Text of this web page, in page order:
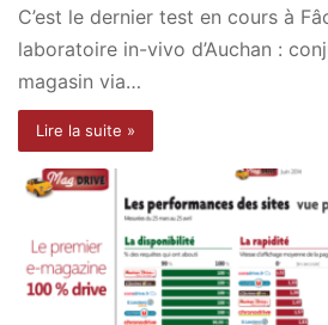
C’est le dernier test en cours à
laboratoire in-vivo d’Auchan :
magasin via…
Lire la suite »